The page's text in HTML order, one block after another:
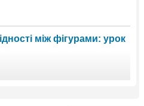
між фігурами: урок